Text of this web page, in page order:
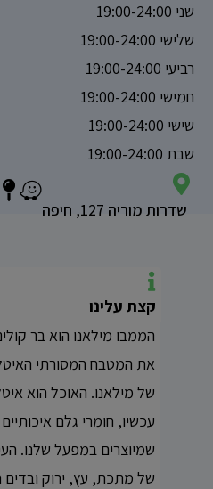
שני 19:00-24:00
שלישי 19:00-24:00
רביעי 19:00-24:00
חמישי 19:00-24:00
שישי 19:00-24:00
שבת 19:00-24:00
שדרות מוריה 127, חיפה
קצת עלינו
הממבו מילאנו הוא בר
את המטבח המסורתי
של מילאנו. האוכל הוא
עכשיו, חומרי גלם
שמיוצרים במפעל שלנו.
של מתכת, עץ, ירוק ובדים